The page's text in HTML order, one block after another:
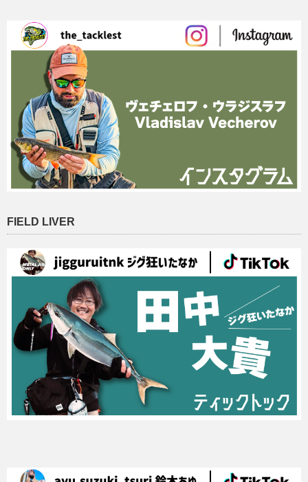
FIELD LIVER